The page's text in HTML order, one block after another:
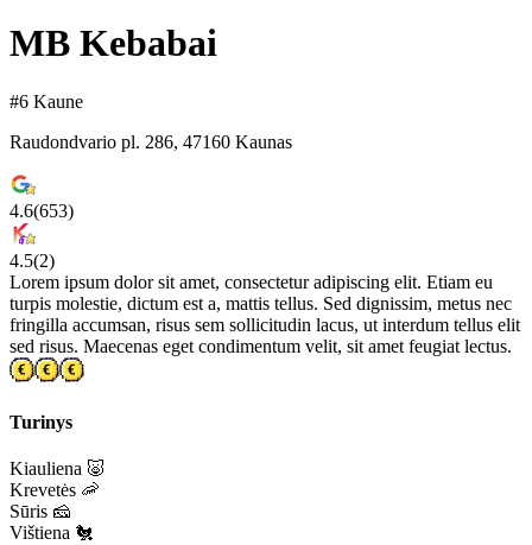
MB Kebabai
#6 Kaune
Raudondvario pl. 286, 47160 Kaunas
4.6(653)
4.5(2)
Lorem ipsum dolor sit amet, consectetur adipiscing elit. Etiam eu
turpis molestie, dictum est a, mattis tellus. Sed dignissim, metus nec
fringilla accumsan, risus sem sollicitudin lacus, ut interdum tellus elit
sed risus. Maecenas eget condimentum velit, sit amet feugiat lectus.
Turinys
Kiauliena 🐷
Krevetės 🦐
Sūris 🧀
Vištiena 🐔